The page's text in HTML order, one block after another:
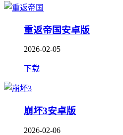
重返帝国安卓版
2026-02-05
下载
崩坏3安卓版
2026-02-06